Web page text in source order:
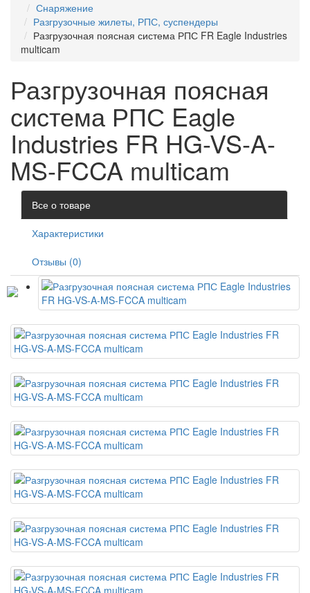
Снаряжение
Разгрузочные жилеты, РПС, суспендеры
Разгрузочная поясная система РПС FR Eagle Industries
multicam
Разгрузочная поясная
система РПС Eagle
Industries FR HG-VS-A-
MS-FCCA multicam
Все о товаре
Характеристики
Отзывы (0)